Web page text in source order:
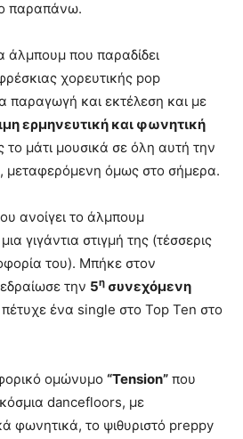
παραπάνω.
άλμπουμ που παραδίδει
χορευτικής pop
παραγωγή και εκτέλεση και με
ερμηνευτική και φωνητική
το μάτι μουσικά σε όλη αυτή την
μεταφερόμενη όμως στο σήμερα.
ανοίγει το άλμπουμ
γιγάντια στιγμή της (τέσσερις
του). Μπήκε στον
την 5η συνεχόμενη
ένα single στο Top Ten στο
ομώνυμο “Tension” που
dancefloors, με
φωνητικά, το ψιθυριστό preppy